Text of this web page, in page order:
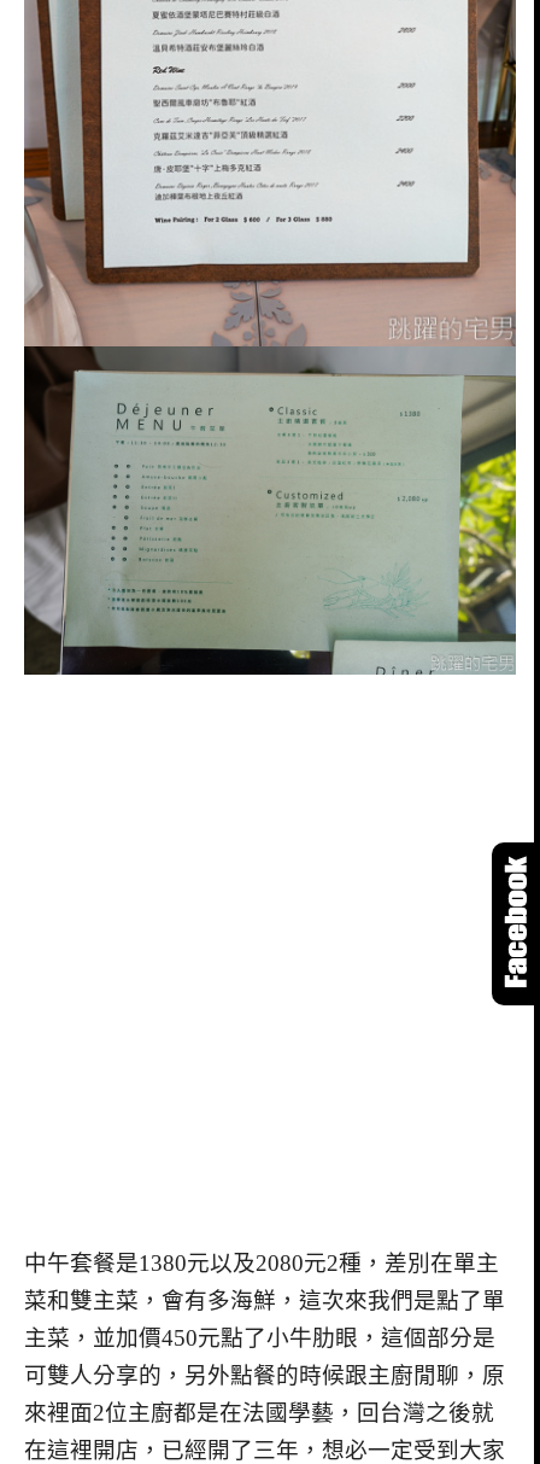
中午套餐是1380元以及2080元2種，差別在單主
菜和雙主菜，會有多海鮮，這次來我們是點了單
主菜，並加價450元點了小牛肋眼，這個部分是
可雙人分享的，另外點餐的時候跟主廚閒聊，原
來裡面2位主廚都是在法國學藝，回台灣之後就
在這裡開店，已經開了三年，想必一定受到大家